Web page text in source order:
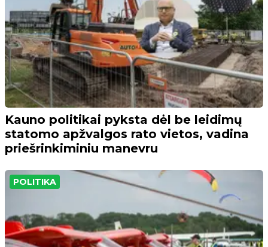
Kauno politikai pyksta dėl be leidimų
statomo apžvalgos rato vietos, vadina
priešrinkiminiu manevru
POLITIKA